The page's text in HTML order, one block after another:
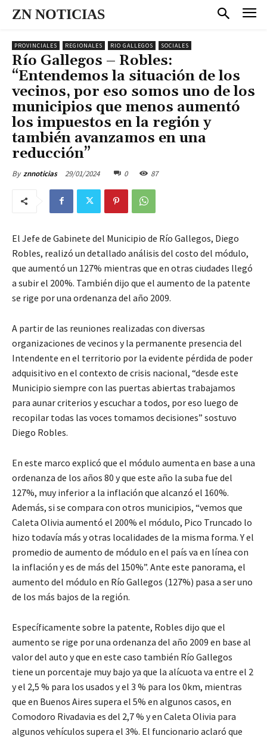
ZN NOTICIAS
PROVINCIALES REGIONALES RIO GALLEGOS SOCIALES
Río Gallegos – Robles:
“Entendemos la situación de los
vecinos, por eso somos uno de los
municipios que menos aumentó
los impuestos en la región y
también avanzamos en una
reducción”
By znnoticias 29/01/2024 0 87
El Jefe de Gabinete del Municipio de Río Gallegos, Diego
Robles, realizó un detallado análisis del costo del módulo,
que aumentó un 127% mientras que en otras ciudades llegó
a subir el 200%. También dijo que el aumento de la patente
se rige por una ordenanza del año 2009.
A partir de las reuniones realizadas con diversas
organizaciones de vecinos y la permanente presencia del
Intendente en el territorio por la evidente pérdida de poder
adquisitivo en el contexto de crisis nacional, “desde este
Municipio siempre con las puertas abiertas trabajamos
para aunar criterios y escuchar a todos, por eso luego de
recopilar todas las voces tomamos decisiones” sostuvo
Diego Robles.
En este marco explicó que el módulo aumenta en base a una
ordenanza de los años 80 y que este año la suba fue del
127%, muy inferior a la inflación que alcanzó el 160%.
Además, si se compara con otros municipios, “vemos que
Caleta Olivia aumentó el 200% el módulo, Pico Truncado lo
hizo todavía más y otras localidades de la misma forma. Y el
promedio de aumento de módulo en el país va en línea con
la inflación y es de más del 150%”. Ante este panorama, el
aumento del módulo en Río Gallegos (127%) pasa a ser uno
de los más bajos de la región.
Específicamente sobre la patente, Robles dijo que el
aumento se rige por una ordenanza del año 2009 en base al
valor del auto y que en este caso también Río Gallegos
tiene un porcentaje muy bajo ya que la alícuota va entre el 2
y el 2,5 % para los usados y el 3 % para los 0km, mientras
que en Buenos Aires supera el 5% en algunos casos, en
Comodoro Rivadavia es del 2,7 % y en Caleta Olivia para
algunos vehículos supera el 3%. El funcionario aclaró que